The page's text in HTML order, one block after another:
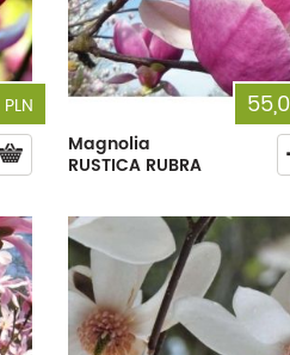
PLN
Magnolia
RUSTICA RUBRA